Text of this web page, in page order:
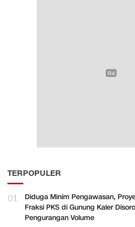
TERPOPULER
01
Diduga Minim Pengawasan,
Fraksi PKS di Gunung Kaler
Pengurangan Volume